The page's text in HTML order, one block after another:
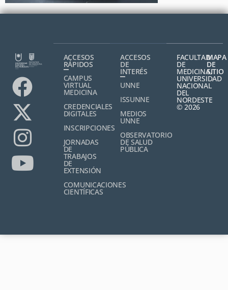
ACCESOS
RÁPIDOS
CAMPUS
VIRTUAL
MEDICINA
CREDENCIALES
DIGITALES
INSCRIPCIONES
JORNADAS
DE
TRABAJOS
DE
EXTENSIÓN
COMUNICACIONES
CIENTÍFICAS
ACCESOS
DE
INTERÉS
UNNE
ISSUNNE
MEDIOS
UNNE
OBSERVATORIO
DE SALUD
PÚBLICA
FACULTAD
DE
MEDICINA,
UNIVERSIDAD
NACIONAL
DEL
NORDESTE
© 2026
MAPA
DE
SITIO